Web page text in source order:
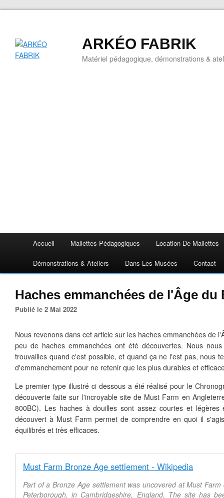
ARKÉO FABRIK
Matériel pédagogique, démonstrations &
Accueil Mallettes Pédagogiques Location De Mallettes
Démonstrations & Ateliers Dans Les Musées Contact
Haches emmanchées de l'Âge du
Publié le 2 Mai 2022
Nous revenons dans cet article sur les haches emmanchées de
peu de haches emmanchées ont été découvertes. Nous
trouvailles quand c'est possible, et quand ça ne l'est pas, nous
d'emmanchement pour ne retenir que les plus durables et
Le premier type illustré ci dessous a été réalisé pour le
découverte faite sur l'incroyable site de Must Farm en
800BC). Les haches à douilles sont assez courtes et légères
découvert à Must Farm permet de comprendre en quoi il
équilibrés et très efficaces.
Must Farm Bronze Age settlement - Wikipedia
Part of a Bronze Age settlement was uncovered at Must
Peterborough, in Cambridgeshire, England. The site has